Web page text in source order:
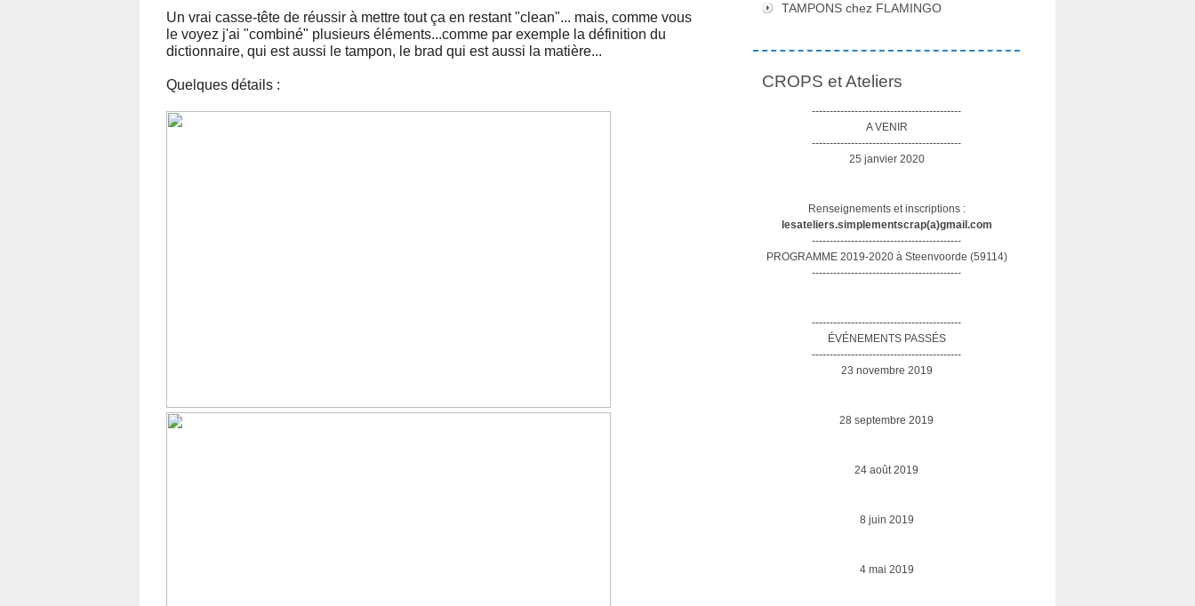
Un vrai casse-tête de réussir à mettre tout ça en restant "clean"... mais, comme vous
le voyez j'ai "combiné" plusieurs éléments...comme par exemple la définition du
dictionnaire, qui est aussi le tampon, le brad qui est aussi la matière...
Quelques détails :
TAMPONS chez FLAMINGO
CROPS et Ateliers
------------------------------------------
A VENIR
------------------------------------------
25 janvier 2020
Renseignements et inscriptions :
lesateliers.simplementscrap(a)gmail.com
------------------------------------------
PROGRAMME 2019-2020 à Steenvoorde (59114)
------------------------------------------
------------------------------------------
ÉVÉNEMENTS PASSÉS
------------------------------------------
23 novembre 2019
28 septembre 2019
24 août 2019
8 juin 2019
4 mai 2019